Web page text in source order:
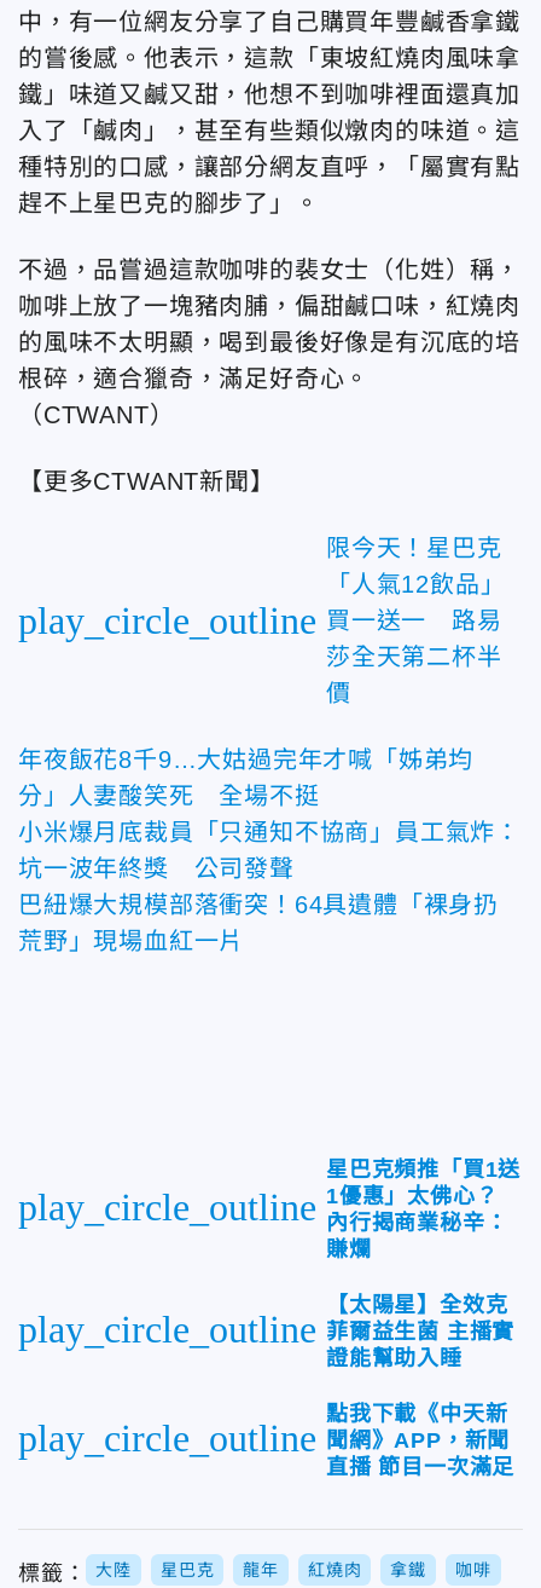
中，有一位網友分享了自己購買年豐鹹香拿鐵
的嘗後感。他表示，這款「東坡紅燒肉風味拿
鐵」味道又鹹又甜，他想不到咖啡裡面還真加
入了「鹹肉」，甚至有些類似燉肉的味道。這
種特別的口感，讓部分網友直呼，「屬實有點
趕不上星巴克的腳步了」。
不過，品嘗過這款咖啡的裴女士（化姓）稱，
咖啡上放了一塊豬肉脯，偏甜鹹口味，紅燒肉
的風味不太明顯，喝到最後好像是有沉底的培
根碎，適合獵奇，滿足好奇心。
（CTWANT）
【更多CTWANT新聞】
play_circle_outline
限今天！星巴克
「人氣12飲品」
買一送一 路易
莎全天第二杯半
價
年夜飯花8千9…大姑過完年才喊「姊弟均
分」人妻酸笑死 全場不挺
小米爆月底裁員「只通知不協商」員工氣炸：
坑一波年終獎 公司發聲
巴紐爆大規模部落衝突！64具遺體「裸身扔
荒野」現場血紅一片
play_circle_outline
星巴克頻推「買1送
1優惠」太佛心？
內行揭商業秘辛：
賺爛
play_circle_outline
【太陽星】全效克
菲爾益生菌 主播實
證能幫助入睡
play_circle_outline
點我下載《中天新
聞網》APP，新聞
直播 節目一次滿足
標籤： 大陸 星巴克 龍年 紅燒肉 拿鐵 咖啡